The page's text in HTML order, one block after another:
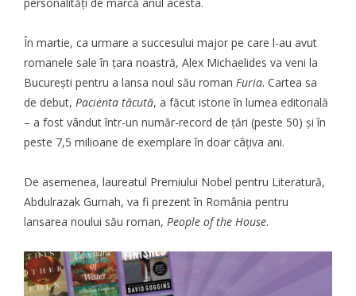
În martie, ca urmare a succesului major pe care l-au avut
romanele sale în țara noastră, Alex Michaelides va veni la
București pentru a lansa noul său roman Furia. Cartea sa
de debut, Pacienta tăcută, a făcut istorie în lumea editorială
– a fost vândut într-un număr-record de țări (peste 50) și în
peste 7,5 milioane de exemplare în doar câțiva ani.
De asemenea, laureatul Premiului Nobel pentru Literatură,
Abdulrazak Gurnah, va fi prezent în România pentru
lansarea noului său roman, People of the House.